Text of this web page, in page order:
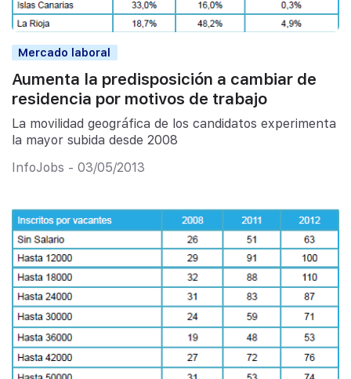
Mercado laboral
Aumenta la predisposición a cambiar de
residencia por motivos de trabajo
La movilidad geográfica de los candidatos experimenta
la mayor subida desde 2008
InfoJobs - 03/05/2013